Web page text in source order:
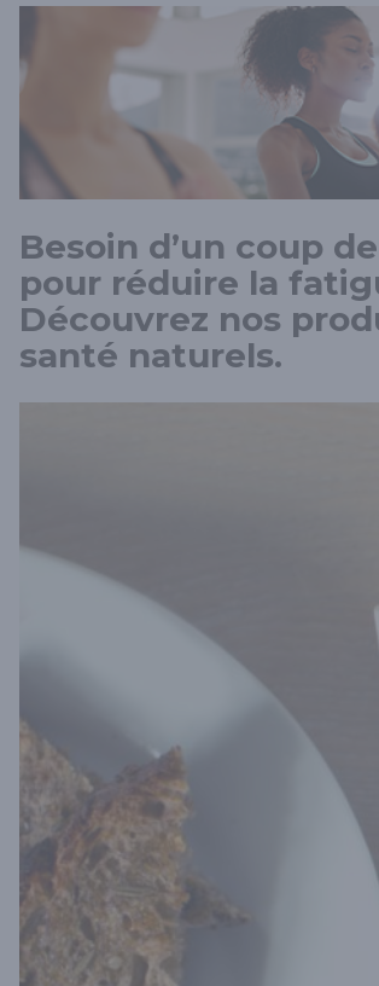
Besoin d’un coup
pour réduire la
Découvrez nos
santé naturels.